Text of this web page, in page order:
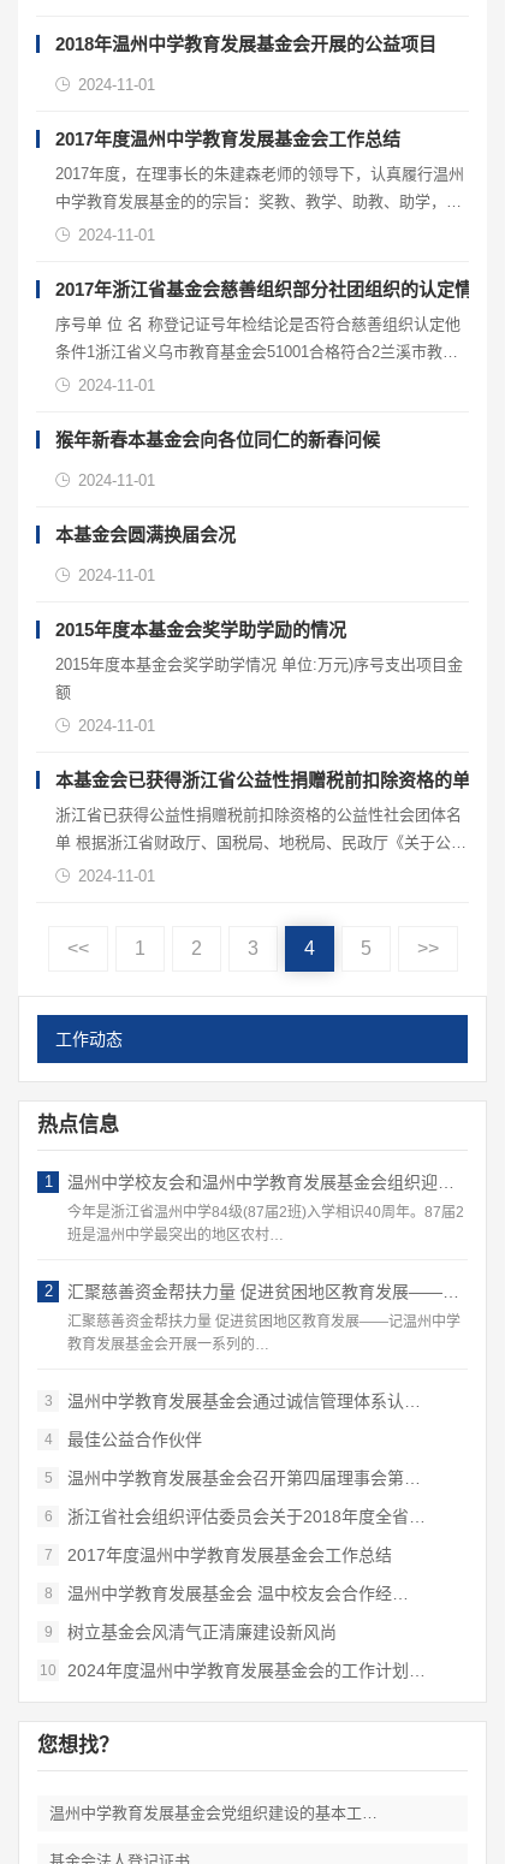
江省民政厅…
2018年温州中学教育发展基金会开展的公益项目
2024-11-01
2017年度温州中学教育发展基金会工作总结
2017年度，在理事长的朱建森老师的领导下，认真履行温州
中学教育发展基金的的宗旨：奖教、教学、助教、助学，积
极开展了一系列的教育类有关的公益活动，激发了全体教师
的社会效益同时在省教育厅和市教育局及市人民教育发展基
金会的指导和帮助下，在全体理事、监事、名誉…
2024-11-01
2017年浙江省基金会慈善组织部分社团组织的认定情况
序号单 位 名 称登记证号年检结论是否符合慈善组织认定他
条件1浙江省义乌市教育基金会51001合格符合2兰溪市教育
基金会51002合格符合4台州市黄岩区教育发展基金会51007
2024-11-01
猴年新春本基金会向各位同仁的新春问候
2024-11-01
本基金会圆满换届会况
2024-11-01
2015年度本基金会奖学助学励的情况
2015年度本基金会奖学助学情况 单位:万元)序号支出项目金
额
2024-11-01
本基金会已获得浙江省公益性捐赠税前扣除资格的单位
浙江省已获得公益性捐赠税前扣除资格的公益性社会团体名
单 根据浙江省财政厅、国税局、地税局、民政厅《关于公布
第一批具有公益救济性捐赠税前扣除资格基金会和社会团体
2024-11-01
<< 1 2 3 4 5 >>
工作动态
热点信息
1 温州中学校友会和温州中学教育发展基金会组织迎接 ——87届温州地区班校友回访母校活动
今年是浙江省温州中学84级(87届2班)入学相识40周年。87届2
班是温州中学最突出的地区农村…
2 汇聚慈善资金帮扶力量 促进贫困地区教育发展——记温州中学教育发展基金会开展一系列的教育慈善公益活动
汇聚慈善资金帮扶力量 促进贫困地区教育发展——记温州中学
教育发展基金会开展一系列的…
3 温州中学教育发展基金会通过诚信管理体系认…
4 最佳公益合作伙伴
5 温州中学教育发展基金会召开第四届理事会第…
6 浙江省社会组织评估委员会关于2018年度全省…
7 2017年度温州中学教育发展基金会工作总结
8 温州中学教育发展基金会 温中校友会合作经…
9 树立基金会风清气正清廉建设新风尚
10 2024年度温州中学教育发展基金会的工作计划…
您想找？
温州中学教育发展基金会党组织建设的基本工…